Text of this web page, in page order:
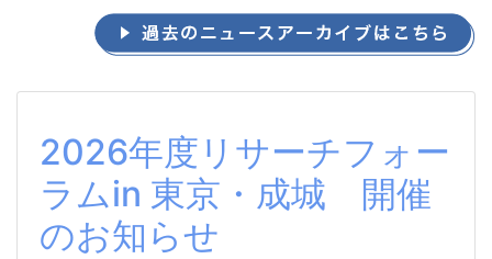
2026年度リサーチフォー
ラムin 東京・成城 開催
のお知らせ